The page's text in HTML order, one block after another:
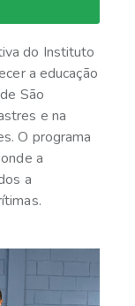
do Instituto
a educação
São
e na
O programa
a
a